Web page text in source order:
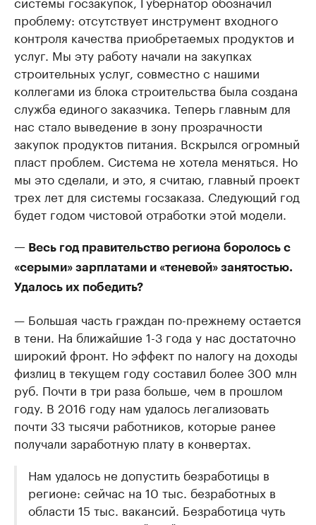
проблему: отсутствует инструмент входного
контроля качества приобретаемых продуктов и
услуг. Мы эту работу начали на закупках
строительных услуг, совместно с нашими
коллегами из блока строительства была создана
служба единого заказчика. Теперь главным для
нас стало выведение в зону прозрачности
закупок продуктов питания. Вскрылся огромный
пласт проблем. Система не хотела меняться. Но
мы это сделали, и это, я считаю, главный проект
трех лет для системы госзаказа. Следующий год
будет годом чистовой отработки этой модели.
— Весь год правительство региона боролось с
«серыми» зарплатами и «теневой» занятостью.
Удалось их победить?
— Большая часть граждан по-прежнему остается
в тени. На ближайшие 1-3 года у нас достаточно
широкий фронт. Но эффект по налогу на доходы
физлиц в текущем году составил более 300 млн
руб. Почти в три раза больше, чем в прошлом
году. В 2016 году нам удалось легализовать
почти 33 тысячи работников, которые ранее
получали заработную плату в конвертах.
Нам удалось не допустить безработицы в
регионе: сейчас на 10 тыс. безработных в
области 15 тыс. вакансий. Безработица чуть